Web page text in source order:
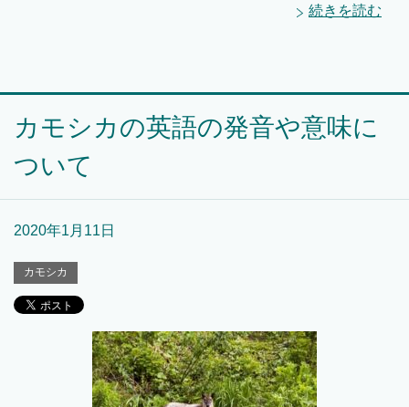
続きを読む
カモシカの英語の発音や意味に
ついて
2020年1月11日
カモシカ